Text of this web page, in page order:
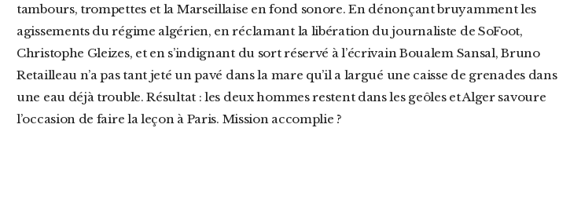
tambours, trompettes et la Marseillaise en fond sonore. En dénonçant bruyamment les
agissements du régime algérien, en réclamant la libération du journaliste de SoFoot,
Christophe Gleizes, et en s’indignant du sort réservé à l’écrivain Boualem Sansal, Bruno
Retailleau n’a pas tant jeté un pavé dans la mare qu’il a largué une caisse de grenades dans
une eau déjà trouble. Résultat : les deux hommes restent dans les geôles et Alger savoure
l’occasion de faire la leçon à Paris. Mission accomplie ?